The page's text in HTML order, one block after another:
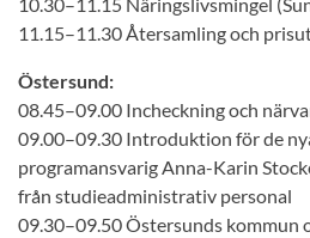
11.15–11.30 Återsamling och
Östersund:
08.45–09.00 Incheckning och
09.00–09.30 Introduktion för de
programansvarig Anna-Karin
från studieadministrativ personal
09.30–09.50 Östersunds kommun